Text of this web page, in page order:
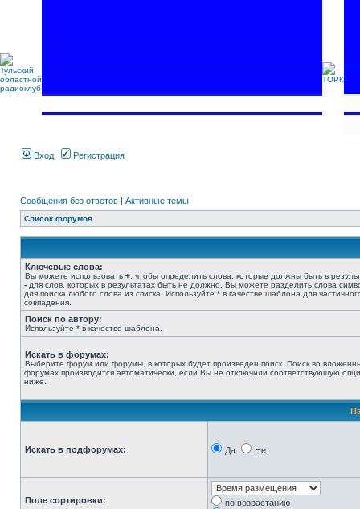
Вход Регистрация
Сообщения без ответов | Активные темы
Список форумов
Ключевые слова:
Вы можете использовать + , чтобы определить слова, которые должны быть в
- для слов, которых в результатах быть не должно. Вы можете разделить слова
для поиска любого слова из списка. Используйте * в качестве шаблона для
совпадения.
Поиск по автору:
Используйте * в качестве шаблона.
Искать в форумах:
Выберите форум или форумы, в которых будет произведен поиск. Поиск во
форумах производится автоматически, если Вы не отключили соответствующую
ниже.
Искать в подфорумах: Да Нет
Поле сортировки:
по возрастанию